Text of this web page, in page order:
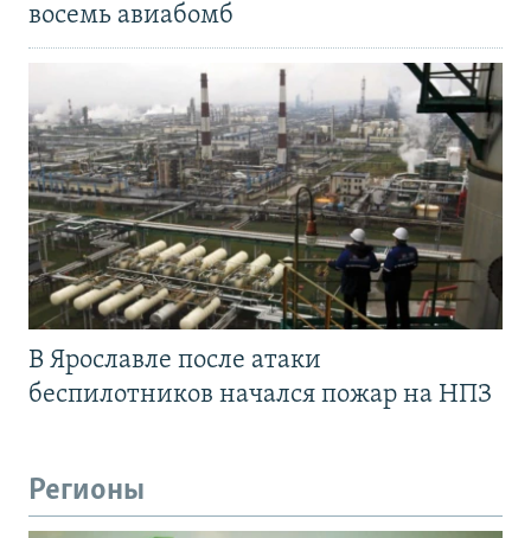
восемь авиабомб
В Ярославле после атаки
беспилотников начался пожар на НПЗ
Регионы